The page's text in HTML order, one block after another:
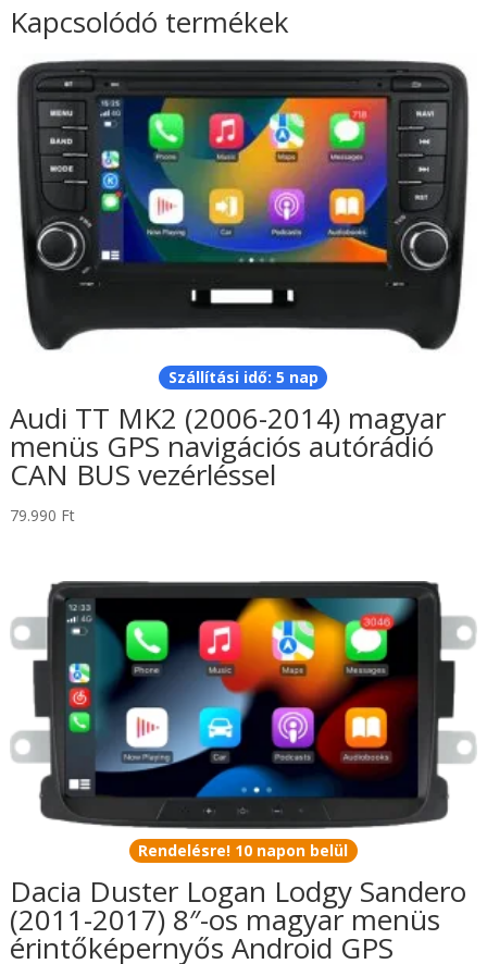
Kapcsolódó termékek
Szállítási idő: 5 nap
Audi TT MK2 (2006-2014) magyar
menüs GPS navigációs autórádió
CAN BUS vezérléssel
79.990 Ft
Rendelésre! 10 napon belül
Dacia Duster Logan Lodgy Sandero
(2011-2017) 8″-os magyar menüs
érintőképernyős Android GPS